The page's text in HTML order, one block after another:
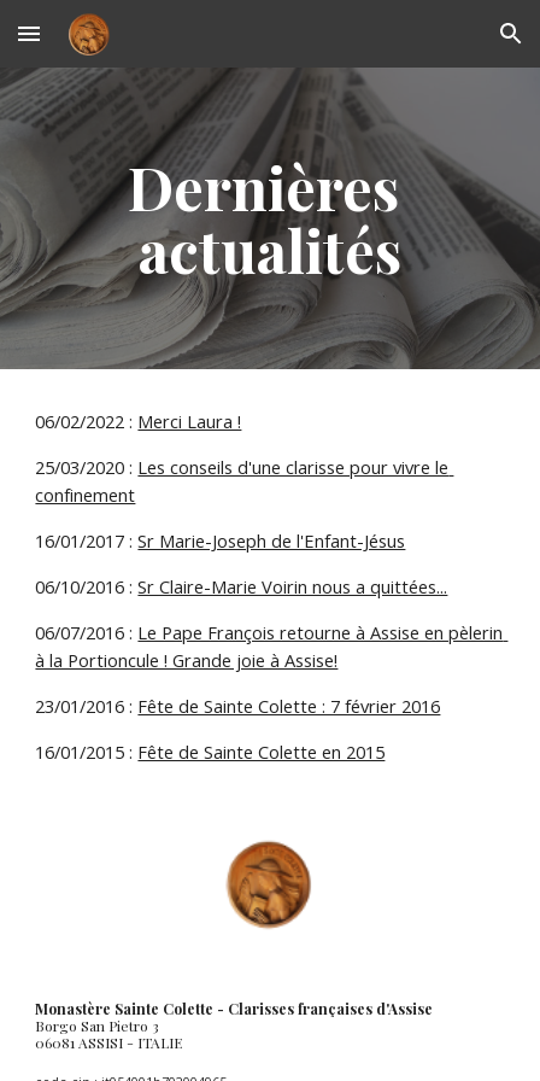
Skip to main content Skip to navigation
Dernières
actualités
06/02/2022 : Merci Laura !
25/03/2020 : Les conseils d'une clarisse pour vivre le
confinement
16/01/2017 : Sr Marie-Joseph de l'Enfant-Jésus
06/10/2016 : Sr Claire-Marie Voirin nous a quittées...
06/07/2016 : Le Pape François retourne à Assise en pèlerin
à la Portioncule ! Grande joie à Assise!
23/01/2016 : Fête de Sainte Colette : 7 février 2016
16/01/2015 : Fête de Sainte Colette en 2015
Monastère Sainte Colette - Clarisses françaises d'Assise
Borgo San Pietro 3
06081 ASSISI - ITALIE